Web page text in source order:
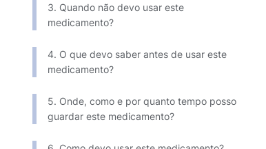
3. Quando não devo usar este
medicamento?
4. O que devo saber antes de usar este
medicamento?
5. Onde, como e por quanto tempo posso
guardar este medicamento?